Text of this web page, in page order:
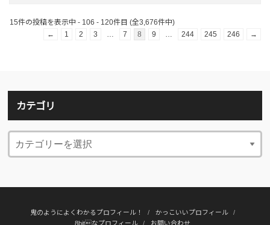
15件の投稿を表示中 - 106 - 120件目 (全3,676件中)
←
1 2 3 7 8 9 244 245 246 →
カテゴリ
鬼のようによくわかるプロフィール！
かっこいいプロフィール
8bitなプロフィール
お問い合わせ